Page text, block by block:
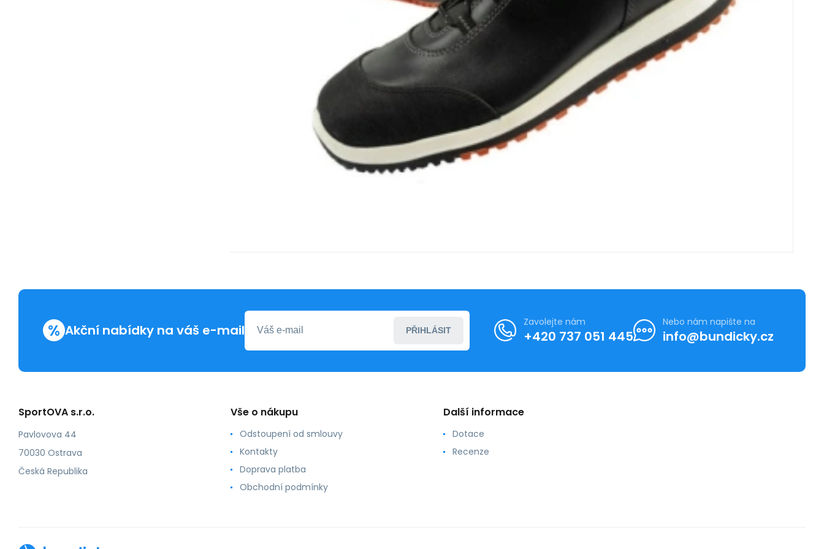
% Akční nabídky na váš e-mail PŘIHLÁSIT
Zavolejte nám
+420 737 051 445
Nebo nám napište na
info@bundicky.cz
SportOVA s.r.o.
Pavlovova 44
70030 Ostrava
Česká Republika
Vše o nákupu
Odstoupení od smlouvy
Kontakty
Doprava platba
Obchodní podmínky
Další informace
Dotace
Recenze